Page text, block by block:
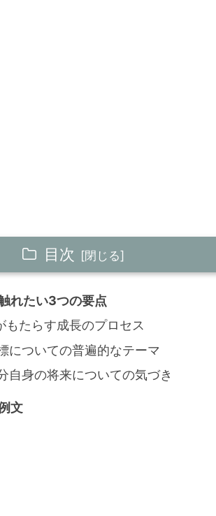
目次
れたい3つの要点
もたらす成長のプロセス
についての普遍的なテーマ
自身の将来についての気づき
文